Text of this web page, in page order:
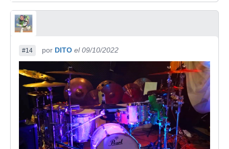
#14 por DITO el 09/10/2022